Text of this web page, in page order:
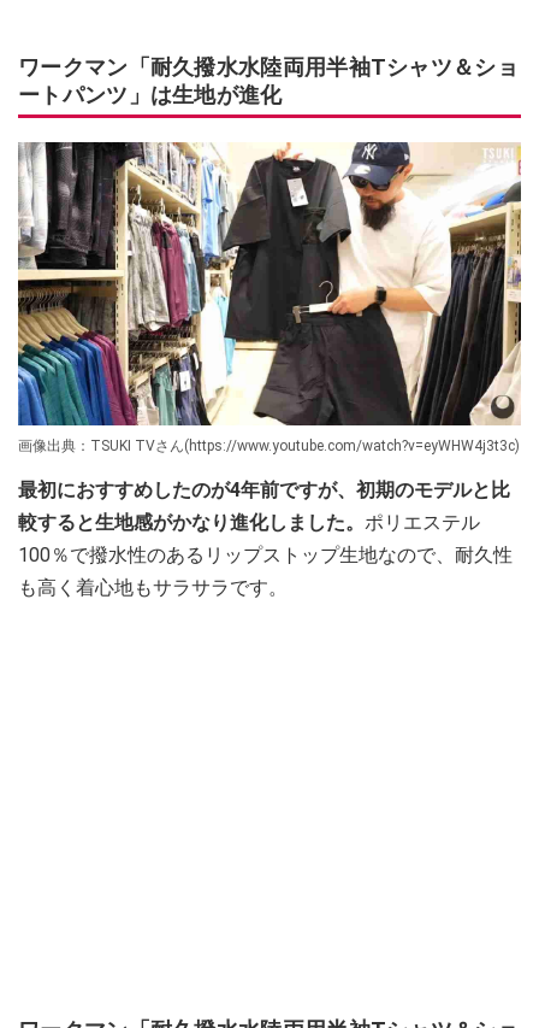
ワークマン「耐久撥水水陸両用半袖Tシャツ＆ショ
ートパンツ」は生地が進化
画像出典：TSUKI TVさん(https://www.youtube.com/watch?v=eyWHW4j3t3c)
最初におすすめしたのが4年前ですが、初期のモデルと比
較すると生地感がかなり進化しました。 ポリエステル
100％で撥水性のあるリップストップ生地なので、耐久性
も高く着心地もサラサラです。